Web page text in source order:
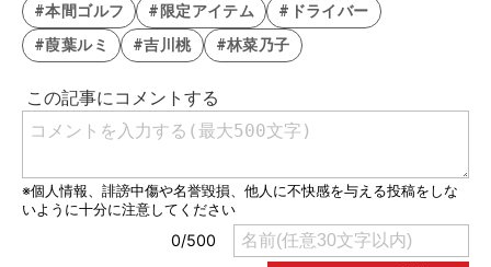
#本間ゴルフ #限定アイテム
#ドライバー
#葭葉ルミ
#吉川桃 #林菜乃子